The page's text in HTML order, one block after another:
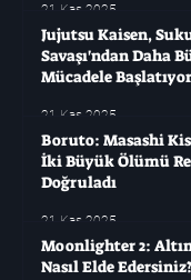
21 Kas 2025
Jujutsu Kaisen,
Savaşı'ndan Daha
Mücadele Başlatıyor
21 Kas 2025
Boruto: Masashi
İki Büyük Ölümü
Doğruladı
21 Kas 2025
Moonlighter 2:
Nasıl Elde Edersiniz?